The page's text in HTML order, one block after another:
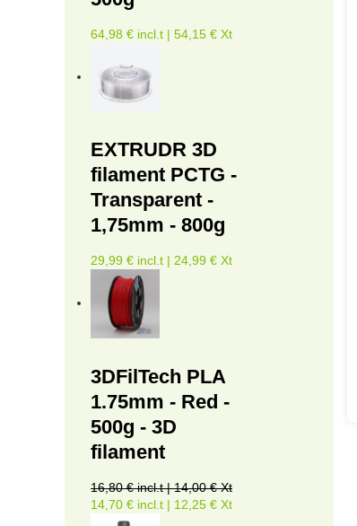
64,98 € incl.t | 54,15 € Xt
EXTRUDR 3D
filament PCTG -
Transparent -
1,75mm - 800g
29,99 € incl.t | 24,99 € Xt
3DFilTech PLA
1.75mm - Red -
500g - 3D
filament
16,80 € incl.t | 14,00 € Xt
14,70 € incl.t | 12,25 € Xt